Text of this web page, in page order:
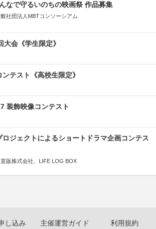
なで守るいのちの映画祭 作品募集
社団法人MBTコンソーシアム
委員会
会《学生限定》
テスト《高校生限定》
装飾映像コンテスト
ロジェクトによるショートドラマ企画コンテス
販株式会社、LIFE LOG BOX
し込み 主催運営ガイド 利用規約